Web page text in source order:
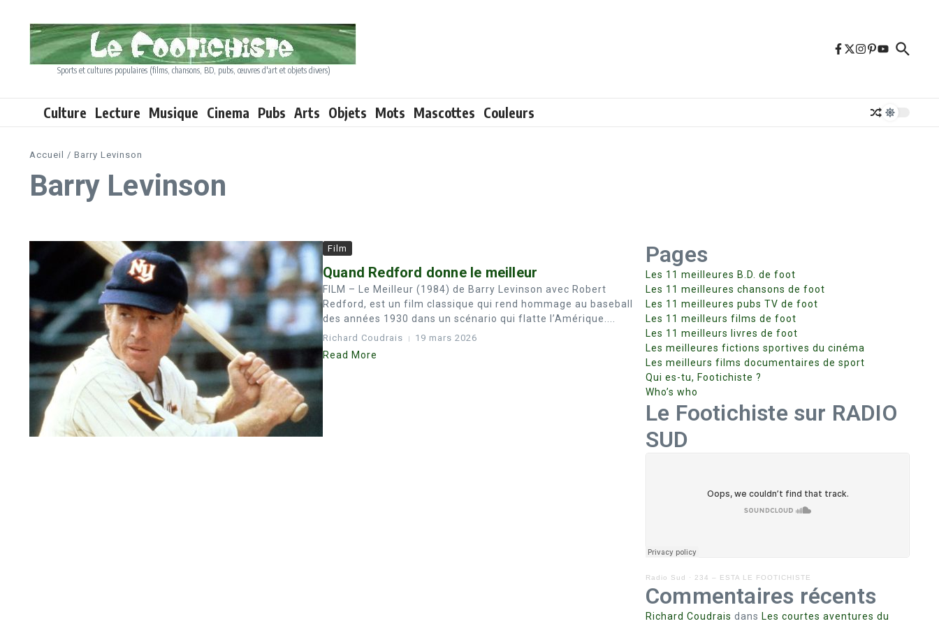
Sports et cultures populaires (films, chansons, BD, pubs, œuvres d'art et objets divers)
Culture Lecture Musique Cinema Pubs Arts Objets Mots Mascottes Couleurs
Accueil / Barry Levinson
Barry Levinson
Film
Quand Redford donne le meilleur
FILM – Le Meilleur (1984) de Barry Levinson avec Robert
Redford, est un film classique qui rend hommage au baseball
des années 1930 dans un scénario qui flatte l’Amérique....
Richard Coudrais 19 mars 2026
Read More
Pages
Les 11 meilleures B.D. de foot
Les 11 meilleures chansons de foot
Les 11 meilleures pubs TV de foot
Les 11 meilleurs films de foot
Les 11 meilleurs livres de foot
Les meilleures fictions sportives du cinéma
Les meilleurs films documentaires de sport
Qui es-tu, Footichiste ?
Who’s who
Le Footichiste sur RADIO
SUD
Radio Sud · 234 – ESTA LE FOOTICHISTE
Commentaires récents
Richard Coudrais dans Les courtes aventures du